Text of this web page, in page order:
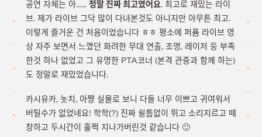
공연 자체는 아…… 정말 진짜 최고였어요. 최고로 재밌는 라이
브. 제가 라이브 그닥 많이 다녀본것도 아니지만 아무튼 최고.
이렇게 즐거운 건 처음이었습니다 ㅎㅎ 평소에 퍼퓸 라이브 영
상 자주 보면서 느꼈던 화려한 무대 연출, 조명, 레이저 등 부족
한것 하나 없었고 그 유명한 PTA코너 (본격 관중과 함께 하는)
도 정말로 재밌었습니다.
카시유카, 놋치, 아쨩 실물로 보니 다들 너무 이쁘고 귀여워서
버틸수가 없었네요! 학학(?) 진짜 쉴틈없이 뛰고 소리지르고 떼
창하고 두시간이 훌쩍 지나가버린것 같습니다 🙂